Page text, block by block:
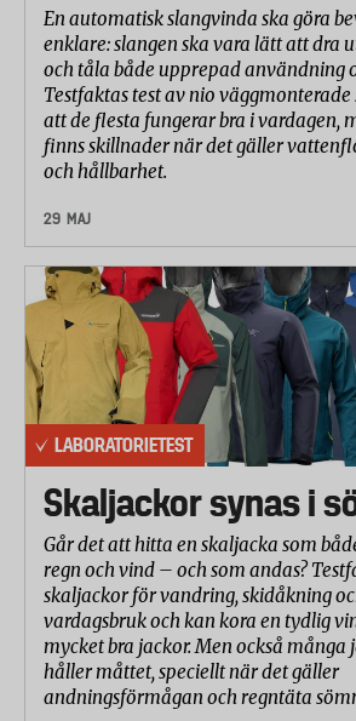
En automatisk slangvinda ska göra
enklare: slangen ska vara lätt att dra
och tåla både upprepad användning
Testfaktas test av nio
att de flesta fungerar bra i vardagen,
finns skillnader när det gäller
och hållbarhet.
29 MAJ
LABORATORIETEST
Skaljackor synas i
Går det att hitta en skaljacka som
regn och vind – och som andas?
skaljackor för vandring, skidåkning
vardagsbruk och kan kora en tydlig
mycket bra jackor. Men också många
håller måttet, speciellt när det gäller
andningsförmågan och regntäta